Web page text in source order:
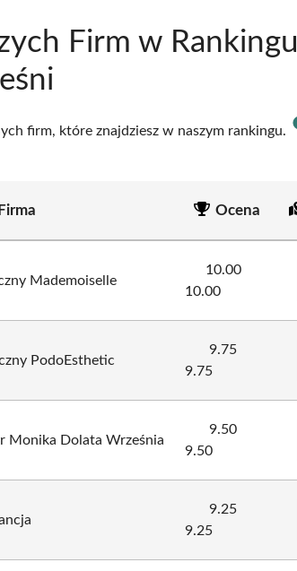
Firm w Rankingu
firm, które znajdziesz w naszym rankingu.
Firma Ocena
Mademoiselle
10.00
10.00
PodoEsthetic
9.75
9.75
Monika Dolata Września
9.50
9.50
9.25
9.25